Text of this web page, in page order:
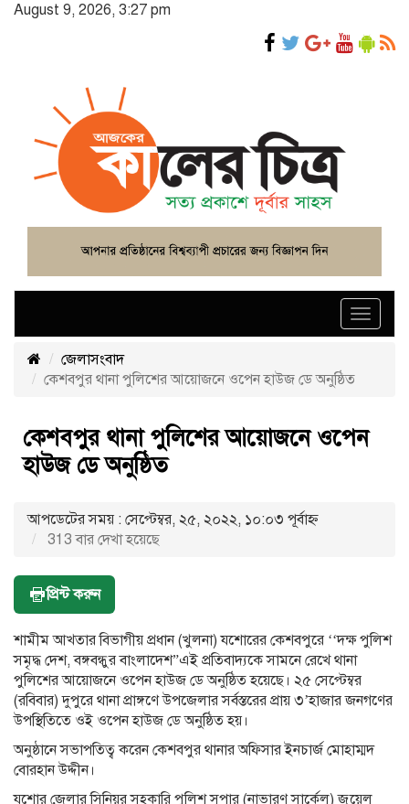
August 9, 2026, 3:27 pm
Toggle
জেলাসংবাদ
কেশবপুর থানা পুলিশের আয়োজনে ওপেন হাউজ ডে অনুষ্ঠিত
কেশবপুর থানা পুলিশের আয়োজনে ওপেন
হাউজ ডে অনুষ্ঠিত
আপডেটের সময় : সেপ্টেম্বর, ২৫, ২০২২, ১০:০৩ পূর্বাহ্ণ
313 বার দেখা হয়েছে
প্রিন্ট করুন
শামীম আখতার বিভাগীয় প্রধান (খুলনা) যশোরের কেশবপুরে ‘‘দক্ষ পুলিশ
সমৃদ্ধ দেশ, বঙ্গবন্ধুর বাংলাদেশ”এই প্রতিবাদ্যকে সামনে রেখে থানা
পুলিশের আয়োজনে ওপেন হাউজ ডে অনুষ্ঠিত হয়েছে। ২৫ সেপ্টেম্বর
(রবিবার) দুপুরে থানা প্রাঙ্গণে উপজেলার সর্বস্তরের প্রায় ৩’হাজার জনগণের
উপস্থিতিতে ওই ওপেন হাউজ ডে অনুষ্ঠিত হয়।
অনুষ্ঠানে সভাপতিত্ব করেন কেশবপুর থানার অফিসার ইনচার্জ মোহাম্মদ
বোরহান উদ্দীন।
যশোর জেলার সিনিয়র সহকারি পুলিশ সুপার (নাভারণ সার্কেল) জুয়েল